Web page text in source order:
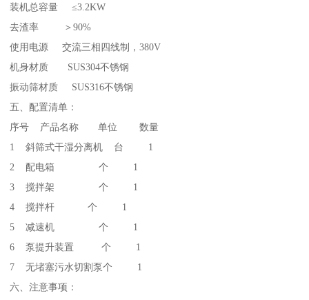
装机总容量 ≤3.2KW
去渣率 ＞90%
使用电源 交流三相四线制，380V
机身材质 SUS304不锈钢
振动筛材质 SUS316不锈钢
五、配置清单：
序号 产品名称 单位 数量
1 斜筛式干湿分离机 台 1
2 配电箱 个 1
3 搅拌架 个 1
4 搅拌杆 个 1
5 减速机 个 1
6 泵提升装置 个 1
7 无堵塞污水切割泵个 1
六、注意事项：